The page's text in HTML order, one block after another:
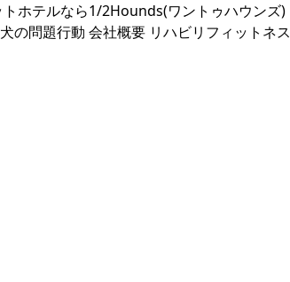
犬の問題行動 会社概要 リハビリフィットネス